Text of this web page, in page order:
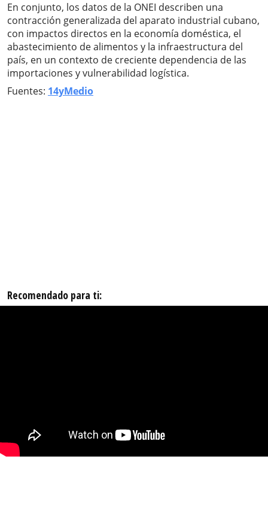
En conjunto, los datos de la ONEI describen una
contracción generalizada del aparato industrial cubano,
con impactos directos en la economía doméstica, el
abastecimiento de alimentos y la infraestructura del
país, en un contexto de creciente dependencia de las
importaciones y vulnerabilidad logística.
Fuentes: 14yMedio
Recomendado para ti: